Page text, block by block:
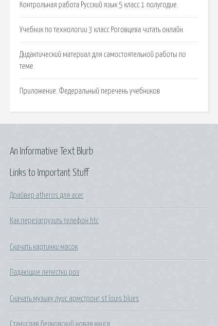
Контрольная работа Русский язык 5 класс 1 полугодие.
Учебник по технологии 3 класс Роговцева читать онлайн.
Дидактический материал для самостоятельной работы по
теме.
Приложение. Федеральный перечень учебников
Links to Important Stuff
Драйвер atheros для acer
Как перезагрузить телефон htc
Скачать картинки масок
Падающие лепестки роз
Скачать музыку луис армстронг st louis blues
Станислав белковский новая книга
An Informative Text Blurb